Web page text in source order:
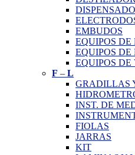
EMBUDOS
EQUIPOS
EQUIPOS DE
EQUIPOS DE
F – L
GRADILLAS
INST. DE
FIOLAS
JARRAS
KIT